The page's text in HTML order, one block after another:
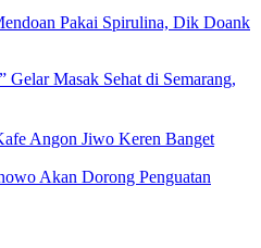
Pakai Spirulina, Dik Doank
Gelar Masak Sehat di Semarang,
Angon Jiwo Keren Banget
Akan Dorong Penguatan